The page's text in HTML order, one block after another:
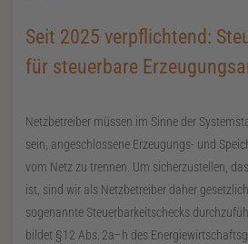
Seit 2025 verpflichtend:
für steuerbare
Netzbetreiber müssen im Sinne der
sein, angeschlossene Erzeugungs- und
vom Netz zu trennen. Um sicherzustellen,
ist, sind wir als Netzbetreiber daher
sogenannte Steuerbarkeitschecks
bildet §12 Abs. 2a–h des